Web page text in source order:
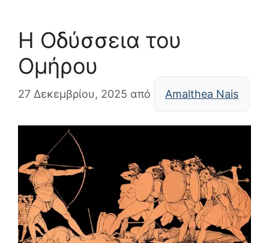
Η Οδύσσεια του
Ομήρου
27 Δεκεμβρίου, 2025 από Amalthea Nais